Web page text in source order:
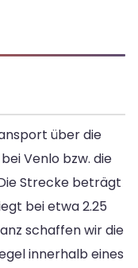
über die
Venlo bzw. die
Strecke beträgt
bei etwa 2.25
schaffen wir die
innerhalb eines